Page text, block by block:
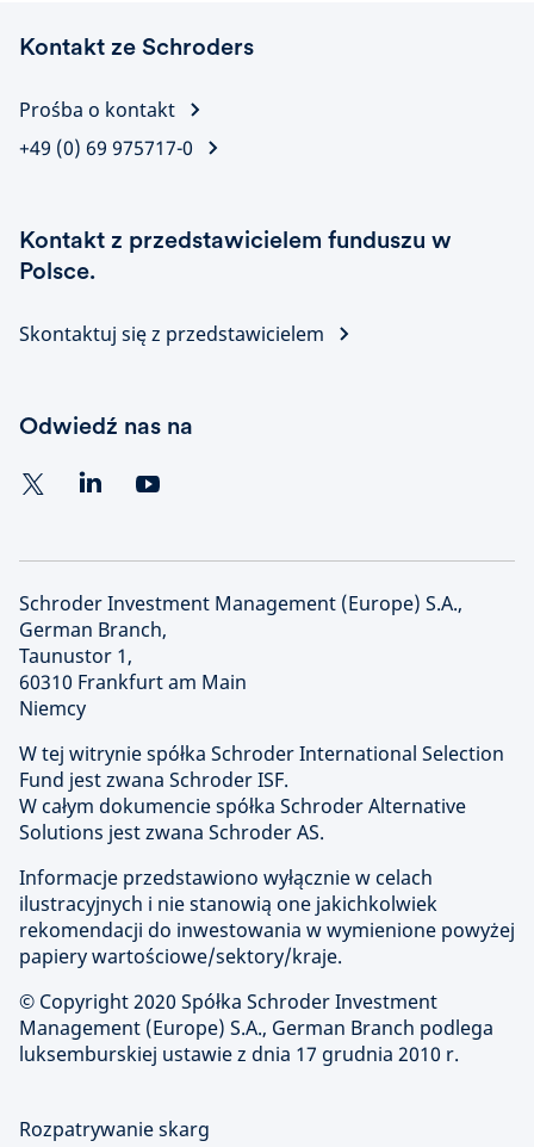
Kontakt ze Schroders
Prośba o kontakt
+49 (0) 69 975717-0
Kontakt z przedstawicielem funduszu w
Polsce.
Skontaktuj się z przedstawicielem
Odwiedź nas na
Schroder Investment Management (Europe) S.A.,
German Branch,
Taunustor 1,
60310 Frankfurt am Main
Niemcy
W tej witrynie spółka Schroder International Selection
Fund jest zwana Schroder ISF.
W całym dokumencie spółka Schroder Alternative
Solutions jest zwana Schroder AS.
Informacje przedstawiono wyłącznie w celach
ilustracyjnych i nie stanowią one jakichkolwiek
rekomendacji do inwestowania w wymienione powyżej
papiery wartościowe/sektory/kraje.
© Copyright2020 Spółka Schroder Investment
Management (Europe) S.A., German Branch podlega
luksemburskiej ustawie z dnia 17 grudnia 2010 r.
Rozpatrywanie skarg